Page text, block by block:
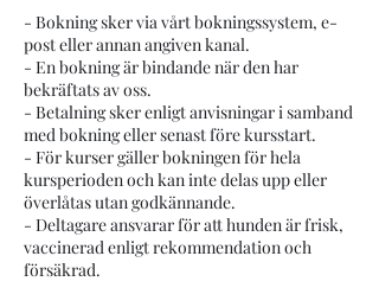
- Bokning sker via vårt bokningssystem, e-
post eller annan angiven kanal.
- En bokning är bindande när den har
bekräftats av oss.
- Betalning sker enligt anvisningar i samband
med bokning eller senast före kursstart.
- För kurser gäller bokningen för hela
kursperioden och kan inte delas upp eller
överlåtas utan godkännande.
- Deltagare ansvarar för att hunden är frisk,
vaccinerad enligt rekommendation och
försäkrad.